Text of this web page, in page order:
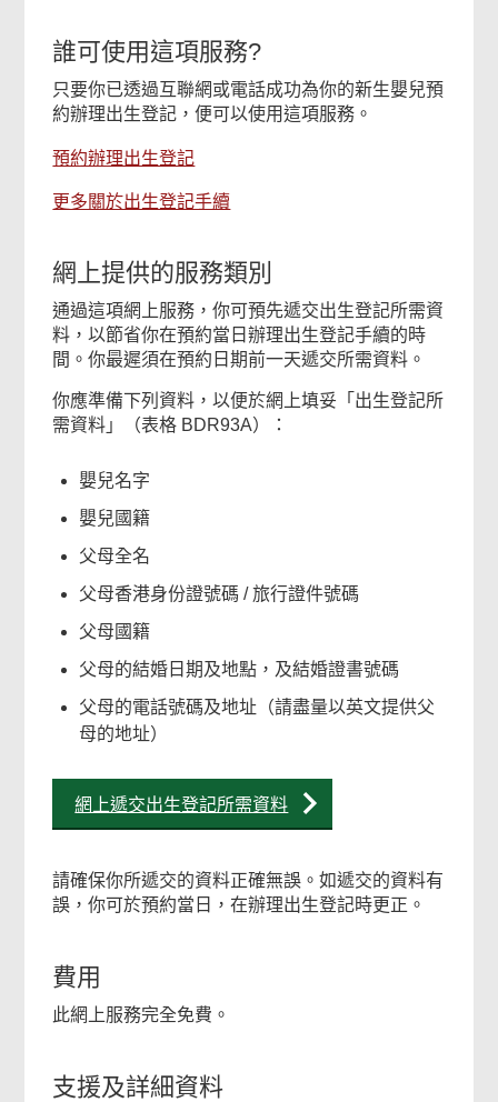
誰可使用這項服務?
只要你已透過互聯網或電話成功為你的新生嬰兒預
約辦理出生登記，便可以使用這項服務。
預約辦理出生登記
更多關於出生登記手續
網上提供的服務類別
通過這項網上服務，你可預先遞交出生登記所需資
料，以節省你在預約當日辦理出生登記手續的時
間。你最遲須在預約日期前一天遞交所需資料。
你應準備下列資料，以便於網上填妥「出生登記所
需資料」（表格 BDR93A）：
嬰兒名字
嬰兒國籍
父母全名
父母香港身份證號碼 / 旅行證件號碼
父母國籍
父母的結婚日期及地點，及結婚證書號碼
父母的電話號碼及地址（請盡量以英文提供父
母的地址）
網上遞交出生登記所需資料
請確保你所遞交的資料正確無誤。如遞交的資料有
誤，你可於預約當日，在辦理出生登記時更正。
費用
此網上服務完全免費。
支援及詳細資料